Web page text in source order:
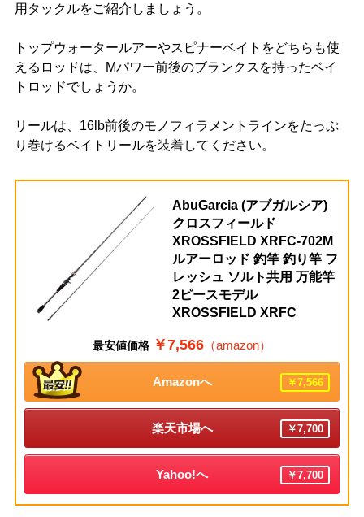
用タックルをご紹介しましょう。
トップウォータールアーやスピナーベイトをどちらも使
えるロッドは、Mパワー前後のブランクスを持ったベイ
トロッドでしょうか。
リールは、16lb前後のモノフィラメントラインをたっぷ
り巻けるベイトリールを装着してください。
AbuGarcia (アブガルシア)
クロスフィールド
XROSSFIELD XRFC-702M
ルアーロッド 釣竿 釣り竿 フ
レッシュ ソルト共用 万能竿
2ピースモデル
XROSSFIELD XRFC
最安値価格 ￥7,566 （amazon）
Amazonへ ￥7,566
楽天市場へ ￥7,700
Yahoo!へ ￥7,700